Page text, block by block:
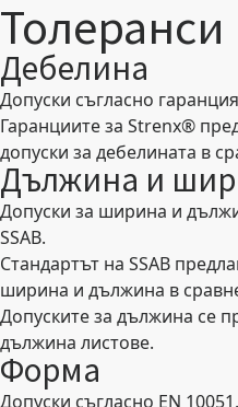
Толеранси
Дебелина
Допуски съгласно
Гаранциите за Strenx®
допуски за дебелината в
Дължина и
Допуски за ширина и
SSAB.
Стандартът на SSAB
ширина и дължина в
Допуските за дължина се
дължина листове.
Форма
Допуски съгласно EN